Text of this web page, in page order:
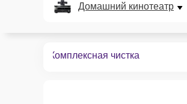
Домашний кинотеатр
Комплексная чистка